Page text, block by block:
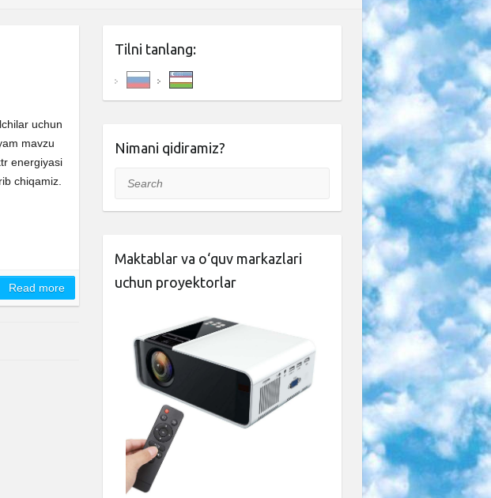
uchun
mavzu
energiyasi
chiqamiz.
Read more
Tilni tanlang:
Nimani qidiramiz?
Search
Maktablar va o‘quv markazlari
uchun proyektorlar